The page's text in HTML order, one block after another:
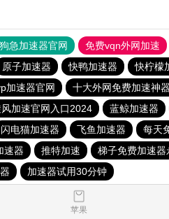
狗急加速器官网 免费vqn外网加速
原子加速器 快鸭加速器 快柠檬
加速器官网 十大外网免费加速神器
加速官网入口2024 蓝鲸加速器
闪电猫加速器 飞鱼加速器 每天
速器 推特加速 梯子免费加速器
加速器试用30分钟
苹果